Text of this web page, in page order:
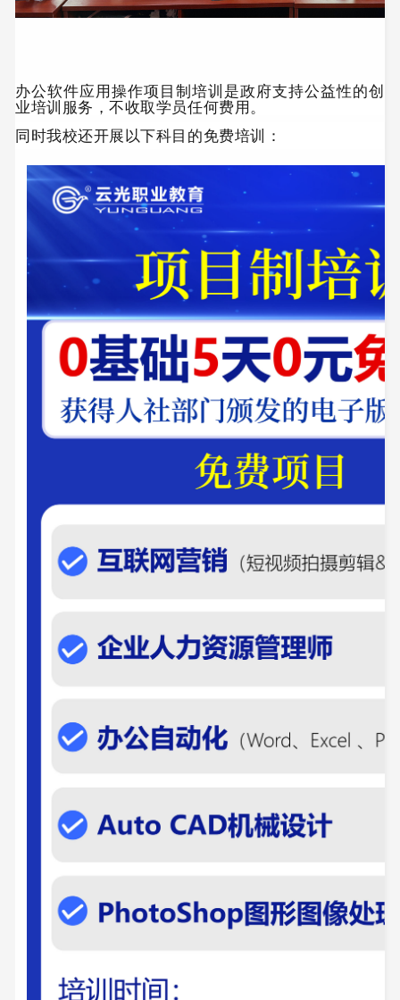
办公软件应用操作项目制培训是政府支持公益性的创
业培训服务，不收取学员任何费用。
同时我校还开展以下科目的免费培训：